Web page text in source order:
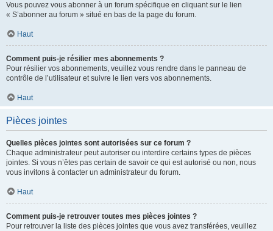
Vous pouvez vous abonner à un forum spécifique en cliquant sur le lien
« S’abonner au forum » situé en bas de la page du forum.
Haut
Comment puis-je résilier mes abonnements ?
Pour résilier vos abonnements, veuillez vous rendre dans le panneau de
contrôle de l’utilisateur et suivre le lien vers vos abonnements.
Haut
Pièces jointes
Quelles pièces jointes sont autorisées sur ce forum ?
Chaque administrateur peut autoriser ou interdire certains types de pièces
jointes. Si vous n’êtes pas certain de savoir ce qui est autorisé ou non, nous
vous invitons à contacter un administrateur du forum.
Haut
Comment puis-je retrouver toutes mes pièces jointes ?
Pour retrouver la liste des pièces jointes que vous avez transférées, veuillez